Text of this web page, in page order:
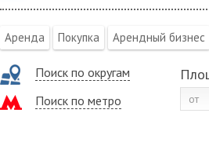
Аренда Покупка Арендный бизнес
Поиск по округам
Поиск по метро